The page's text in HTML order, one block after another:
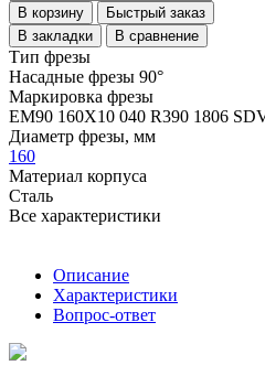
В корзину
Быстрый заказ
В закладки
В сравнение
Тип фрезы
Насадные фрезы 90°
Маркировка фрезы
EM90 160X10 040 R390 1806
Диаметр фрезы, мм
160
Материал корпуса
Сталь
Все характеристики
Описание
Характеристики
Вопрос-ответ